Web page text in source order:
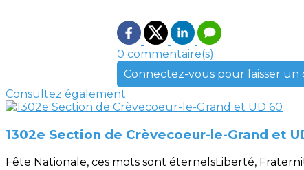
0 commentaire(s)
Connectez-vous pour laisser un
Consultez également
1302e Section de Crèvecoeur-le-Grand et
Fête Nationale, ces mots sont éternelsLiberté,